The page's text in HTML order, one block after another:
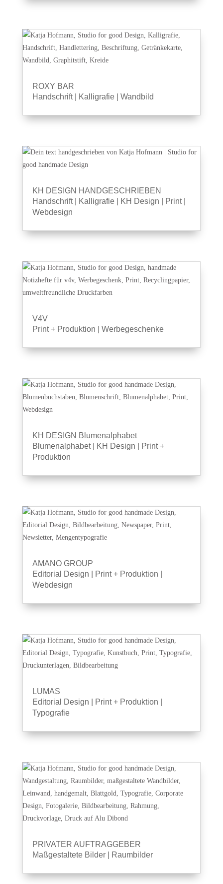
ROXY BAR
Handschrift| Kalligrafie| Wandbild
KH DESIGN HANDGESCHRIEBEN
Handschrift| Kalligrafie| KH Design Print|
Webdesign
V4V
Print + Produktion
Werbegeschenke
KH DESIGN Blumenalphabet
Blumenalphabet| KH Design
Print +
Produktion
AMANO GROUP
Editorial Design
Print + Produktion
Webdesign
LUMAS
Editorial Design
Print + Produktion
Typografie
PRIVATER AUFTRAGGEBER
Maßgestaltete Bilder| Raumbilder